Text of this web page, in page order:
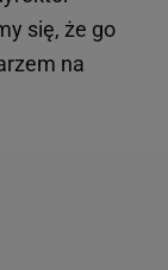
się, że go
na